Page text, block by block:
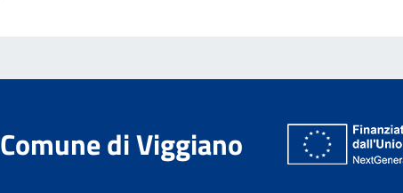
Comune di Viggiano